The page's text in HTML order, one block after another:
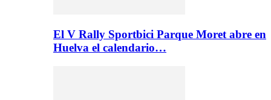
El V Rally Sportbici Parque Moret abre en
Huelva el calendario…